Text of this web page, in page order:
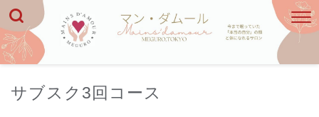
サブスク3回コース